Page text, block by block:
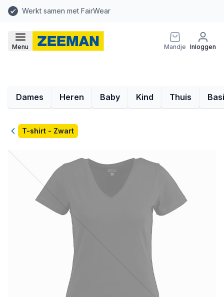
Werkt samen met FairWear
Menu Mandje Inloggen
Dames Heren Baby Kind Thuis
TerugT-shirt - Zwart